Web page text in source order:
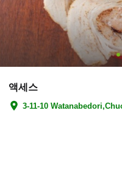
액세스
3-11-10